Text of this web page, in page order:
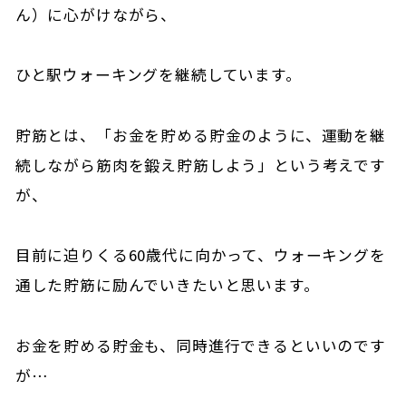
ん）に心がけながら、
ひと駅ウォーキングを継続しています。
貯筋とは、「お金を貯める貯金のように、運動を継
続しながら筋肉を鍛え貯筋しよう」という考えです
が、
目前に迫りくる60歳代に向かって、ウォーキングを
通した貯筋に励んでいきたいと思います。
お金を貯める貯金も、同時進行できるといいのです
が…